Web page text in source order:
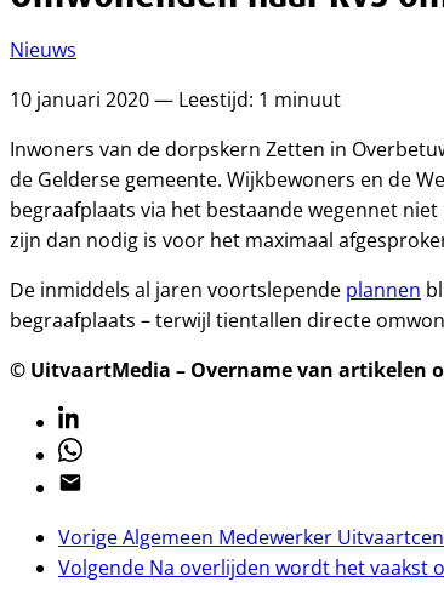
Nieuws
10 januari 2020 — Leestijd: 1 minuut
Inwoners van de dorpskern Zetten in
de Gelderse gemeente. Wijkbewoners en de
begraafplaats via het bestaande wegennet
zijn dan nodig is voor het maximaal
De inmiddels al jaren voortslepende plannen
begraafplaats – terwijl tientallen directe
© UitvaartMedia – Overname van artikelen
Linkedin
Whatsapp
Email
VorigeAlgemeen Medewerker
Volgende Na overlijden wordt het vaakst